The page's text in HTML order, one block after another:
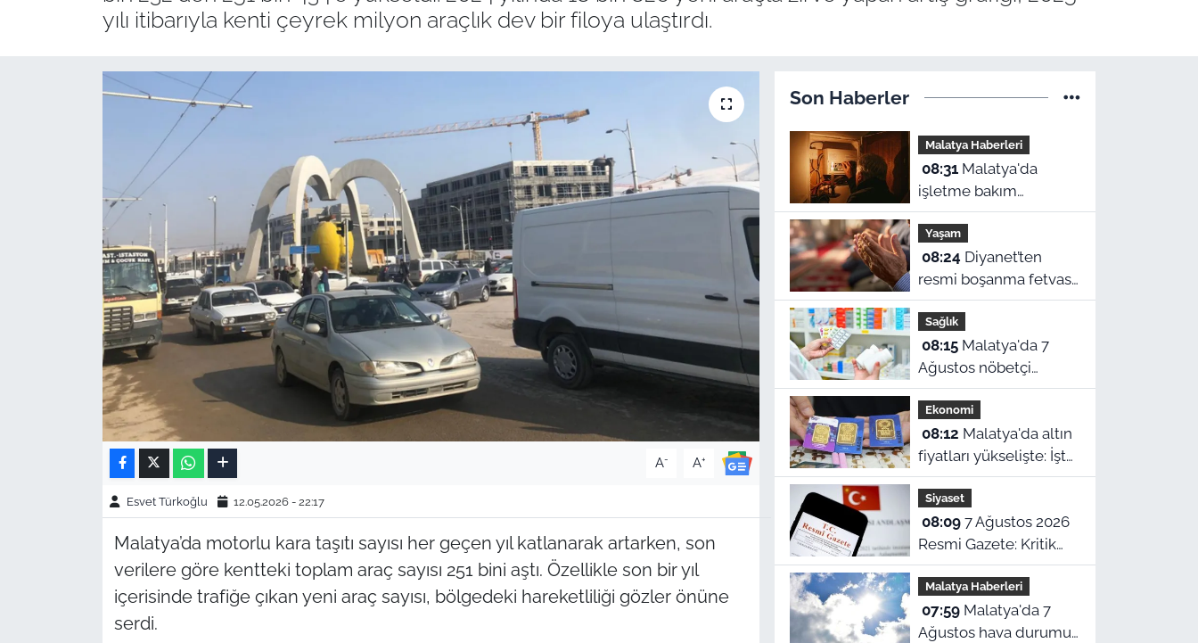
yılı itibarıyla kenti çeyrek milyon araçlık dev bir filoya ulaştırdı.
A- A+
Esvet Türkoğlu 12.05.2026 - 22:17
Malatya’da motorlu kara taşıtı sayısı her geçen yıl katlanarak artarken, son
verilere göre kentteki toplam araç sayısı 251 bini aştı. Özellikle son bir yıl
içerisinde trafiğe çıkan yeni araç sayısı, bölgedeki hareketliliği gözler önüne
serdi.
Son Haberler
Malatya Haberleri
08:31Malatya'da
işletme bakım
çalışmaları
kapsamında bir çok
ilçede planlı elektrik
kesintileri
uygulanacak.
Kesintilerin yap
Yaşam
08:24
resmi boşanma fetvası
ve Malatya namaz
vakitleri
Sağlık
08:15Malatya'da 7
Ağustos nöbetçi
eczaneler belli oldu!
Ekonomi
08:12
fiyatları yükselişte: İşte
7 Ağustos güncel
piyasa ekranı!
Siyaset
08:097 Ağustos 2026
Resmi Gazete: Kritik
kararlar ve yeni
yönetmelikler
yürürlükte
Malatya Haberleri
07:59Malatya'da 7
Ağustos hava durumu: